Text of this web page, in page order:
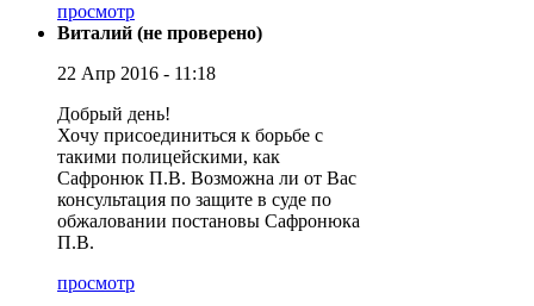
просмотр
Виталий (не проверено)
22 Апр 2016 - 11:18
Добрый день!
Хочу присоединиться к борьбе с
такими полицейскими, как
Сафронюк П.В. Возможна ли от Вас
консультация по защите в суде по
обжаловании постановы Сафронюка
П.В.
просмотр